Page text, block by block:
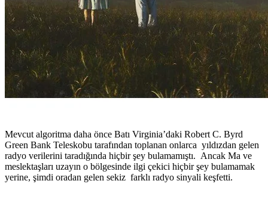
Mevcut algoritma daha önce Batı Virginia’daki Robert C. Byrd
Green Bank Teleskobu tarafından toplanan onlarca yıldızdan gelen
radyo verilerini taradığında hiçbir şey bulamamıştı. Ancak Ma ve
meslektaşları uzayın o bölgesinde ilgi çekici hiçbir şey bulamamak
yerine, şimdi oradan gelen sekiz farklı radyo sinyali keşfetti.